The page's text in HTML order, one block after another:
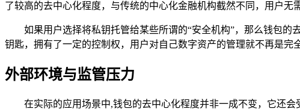
了较高的去中心化程度，与传统的中心化金融机构截然不同，用户无
如果用户选择将私钥托管给某些所谓的“安全机构”，那么钱包
钥匙，拥有了一定的控制权，用户对自己数字资产的管理就不再是完
外部环境与监管压力
在实际的应用场景中,钱包的去中心化程度并非一成不变，它还